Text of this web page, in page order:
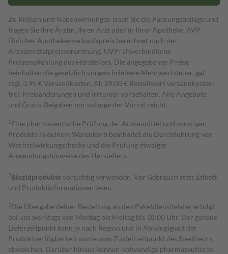
Zu Risiken und Nebenwirkungen lesen Sie die Packungsbeilage und
fragen Sie Ihre Ärztin, Ihren Arzt oder in Ihrer Apotheke. AVP:
Üblicher Apothekenverkaufspreis berechnet nach der
Arzneimittelpreisverordnung. UVP: Unverbindliche
Preisempfehlung des Herstellers. Die angegebenen Preise
beinhalten die gesetzlich vorgeschriebene Mehrwertsteuer, ggf.
zzgl. 3,95 € Versandkosten. Ab 29,00 € Bestell­wert versand­kosten­
frei. Preisänderungen und Irrtümer vorbehalten. Alle Angebote
und Gratis-Beigaben nur solange der Vorrat reicht.
1 Eine pharmazeutische Prüfung der Arzneimittel und sonstigen
Produkte in deinem Warenkorb beinhaltet die Durchführung von
Wechselwirkungschecks und die Prüfung etwaiger
Anwendungshinweise des Herstellers.
2Biozidproduktevorsichtig verwenden. Vor Gebrauch stets Etikett
und Produktinformationen lesen.
3Die Übergabe deiner Bestellung an den Paketdienstleister erfolgt
bei uns werktags von Montag bis Freitag bis 18:00 Uhr. Der genaue
Lieferzeitpunkt kann je nach Region und in Abhängigkeit der
Produktverfügbarkeit sowie vom Zustellzeitpunkt des Spediteurs
abweichen. Darüber hinaus können notwendige pharmazeutische